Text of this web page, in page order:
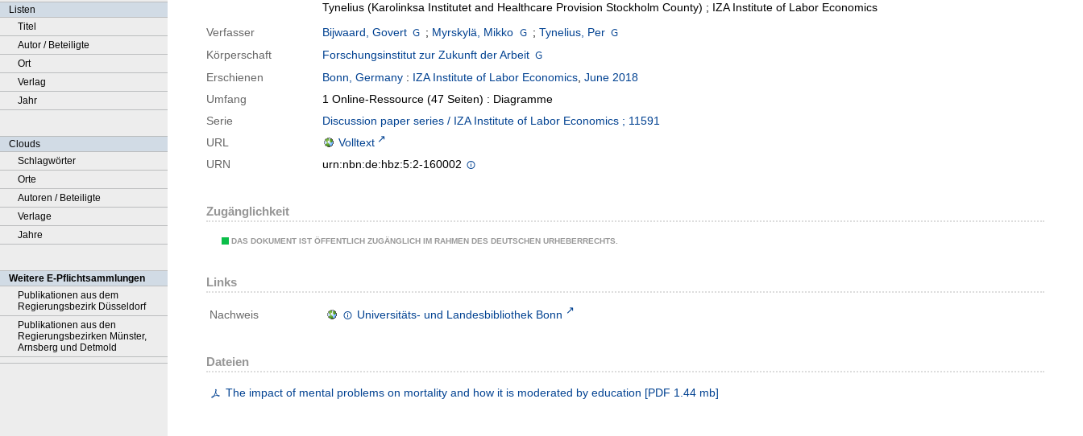
Listen
Titel
Autor / Beteiligte
Ort
Verlag
Jahr
Clouds
Schlagwörter
Orte
Autoren / Beteiligte
Verlage
Jahre
Weitere E-Pflichtsammlungen
Publikationen aus dem
Regierungsbezirk Düsseldorf
Publikationen aus den
Regierungsbezirken Münster,
Arnsberg und Detmold
Tynelius (Karolinksa Institutet and Healthcare Provision Stockholm County) ; IZA Institute of Labor Economics
Verfasser
Bijwaard, Govert ; Myrskylä, Mikko ; Tynelius, Per
Körperschaft
Forschungsinstitut zur Zukunft der Arbeit
Erschienen
Bonn, Germany : IZA Institute of Labor Economics, June 2018
Umfang
1 Online-Ressource (47 Seiten) : Diagramme
Serie
Discussion paper series / IZA Institute of Labor Economics ; 11591
URL
Volltext
URN
urn:nbn:de:hbz:5:2-160002
Zugänglichkeit
DAS DOKUMENT IST ÖFFENTLICH ZUGÄNGLICH IM RAHMEN DES DEUTSCHEN URHEBERRECHTS.
Links
Nachweis Universitäts- und Landesbibliothek Bonn
Dateien
The impact of mental problems on mortality and how it is moderated by education [PDF 1.44 mb]